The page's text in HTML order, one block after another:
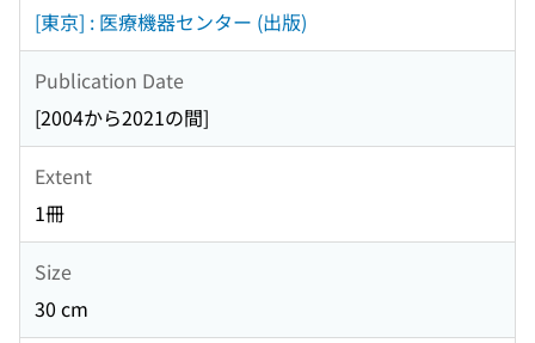
[東京] : 医療機器センター (出版)
Publication Date
[2004から2021の間]
Extent
1冊
Size
30 cm